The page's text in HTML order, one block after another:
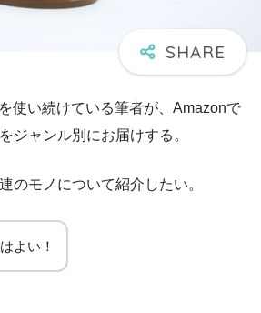
使い続けている筆者が、Amazonで
ジャンル別にお届けする。
のモノについて紹介したい。
よい！